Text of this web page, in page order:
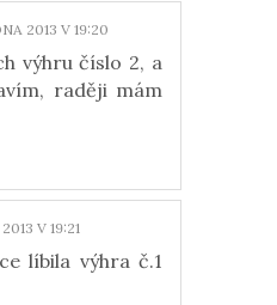
2013 V 19:20
výhru číslo 2, a
raději mám
V 19:21
líbila výhra č.1